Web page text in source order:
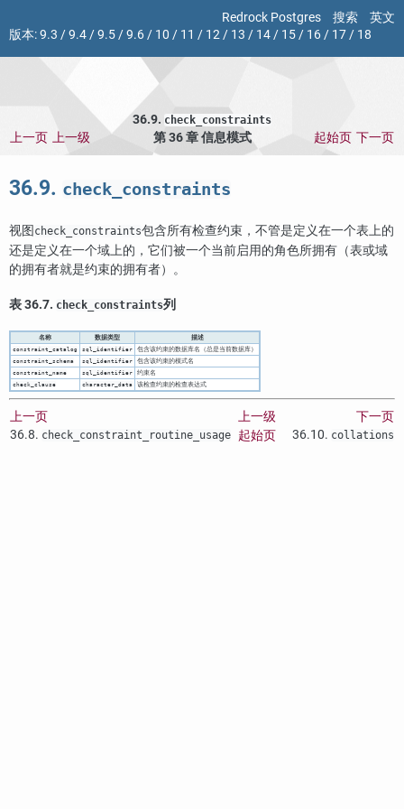
Redrock Postgres 搜索
英文
版本:9.3 /9.4/9.5/9.6/ 10 / 11 / 12/ 13 / 14/ 15/ 16/ 17/ 18
36.9. check_constraints
上一页 上一级 第 36 章 信息模式 起始页 下一页
36.9. check_constraints
视图 check_constraints包含所有检查约束，不管是定义在一个表上的
还是定义在一个域上的，它们被一个当前启用的角色所拥有（表或域
的拥有者就是约束的拥有者）。
表 36.7. check_constraints列
名称 数据类型 描述
constraint_catalog sql_identifier 包含该约束的数据库名（总是当前数据库）
constraint_schema sql_identifier 包含该约束的模式名
constraint_name sql_identifier 约束名
check_clause character_data 该检查约束的检查表达式
上一页 上一级
下一页
36.8. check_constraint_routine_usage 起始页 36.10. collations